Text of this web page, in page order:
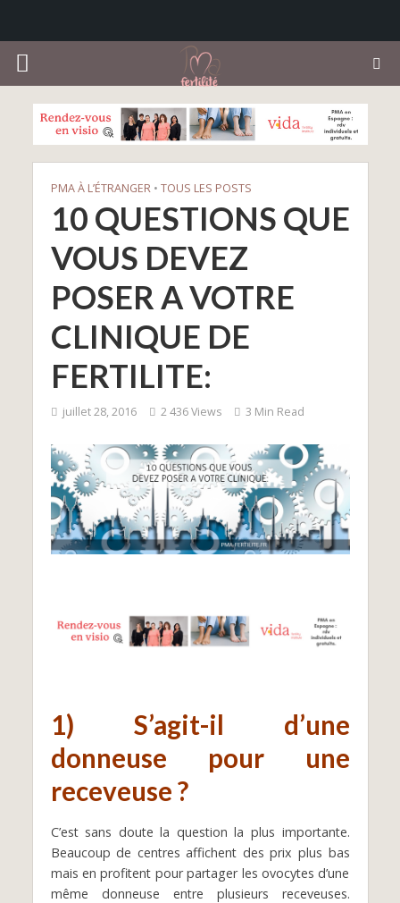
PMA À L’ÉTRANGER • TOUS LES POSTS
10 QUESTIONS QUE
VOUS DEVEZ
POSER A VOTRE
CLINIQUE DE
FERTILITE:
juillet 28, 2016 2 436 Views 3 Min Read
1) S’agit-il d’une
donneuse pour une
receveuse ?
C’est sans doute la question la plus importante.
Beaucoup de centres affichent des prix plus bas
mais en profitent pour partager les ovocytes d’une
même donneuse entre plusieurs receveuses.